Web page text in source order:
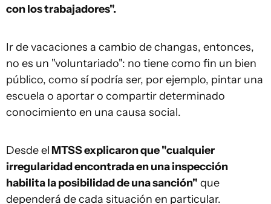
con los trabajadores".
Ir de vacaciones a cambio de changas, entonces,
no es un "voluntariado": no tiene como fin un bien
público, como sí podría ser, por ejemplo, pintar una
escuela o aportar o compartir determinado
conocimiento en una causa social.
Desde el MTSS explicaron que "cualquier
irregularidad encontrada en una inspección
habilita la posibilidad de una sanción" que
dependerá de cada situación en particular.